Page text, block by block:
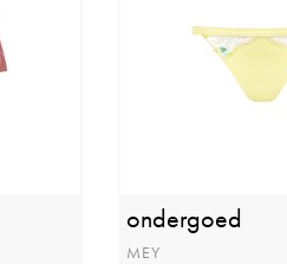
ondergoed
MEY